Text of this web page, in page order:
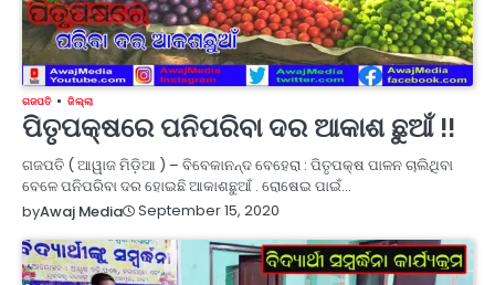
ଗଜପତି ଜିଲ୍ଲା
ପିତୃପକ୍ଷରେ ପନିପରିବା ଦର ଆକାଶ ଛୁଆଁ !!
ଗଜପତି ( ଆୱାଜ ମିଡ଼ିଆ ) – ବିବେକାନନ୍ଦ ବେହେରା : ପିତୃପକ୍ଷ ପାଳନ ଚାଲିଥିବା
ବେଳେ ପନିପରିବା ଦର ହୋଇଛି ଆକାଶଛୁଆଁ . ରୋଷେଇ ପାଇଁ…
byAwaj Media September 15, 2020